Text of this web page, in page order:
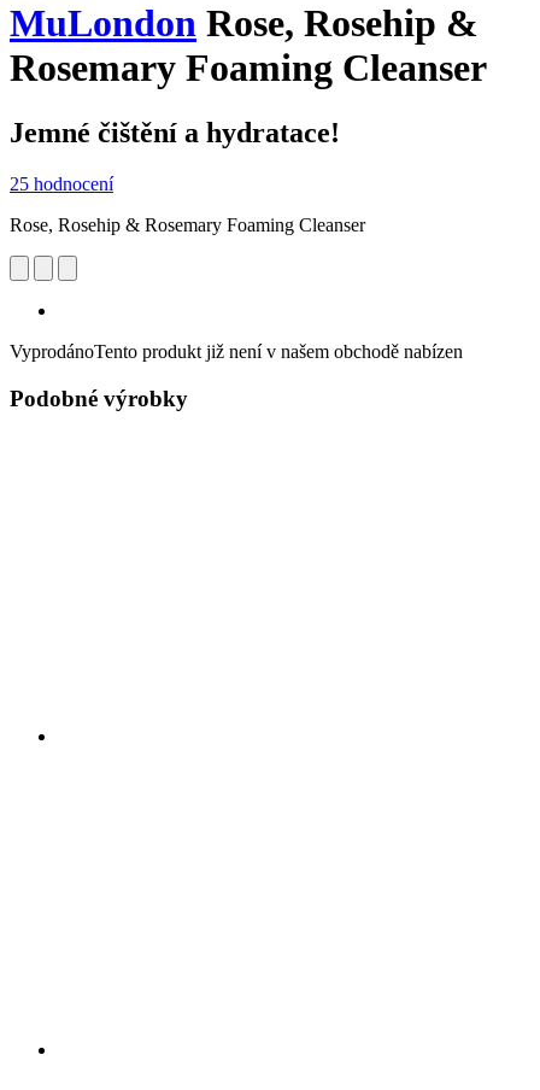
MuLondon Rose, Rosehip &
Rosemary Foaming Cleanser
Jemné čištění a hydratace!
25 hodnocení
Rose, Rosehip & Rosemary Foaming Cleanser
VyprodánoTento produkt již není v našem obchodě nabízen
Podobné výrobky